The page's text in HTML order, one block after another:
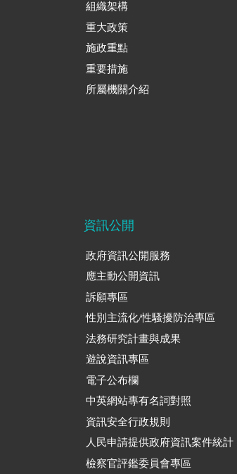
組織架構
重大政策
施政重點
重要措施
所屬機關介紹
資訊公開
政府資訊公開服務
應主動公開資訊
訴願專區
性別主流化/性騷擾防治專區
法務研究計畫與成果
遊說資訊專區
電子公布欄
中英網站專有名詞對照
資訊安全行政規則
人民申請提供政府資訊案件統計
檢察官評鑑委員會專區